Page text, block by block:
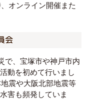
オンライン開催また
会
で、宝塚市や神戸市内
動を初めて行いまし
震や大阪北部地震等
害も頻発していま